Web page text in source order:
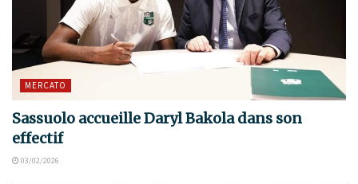
MERCATO
Sassuolo accueille Daryl Bakola dans son
effectif
03/02/2026